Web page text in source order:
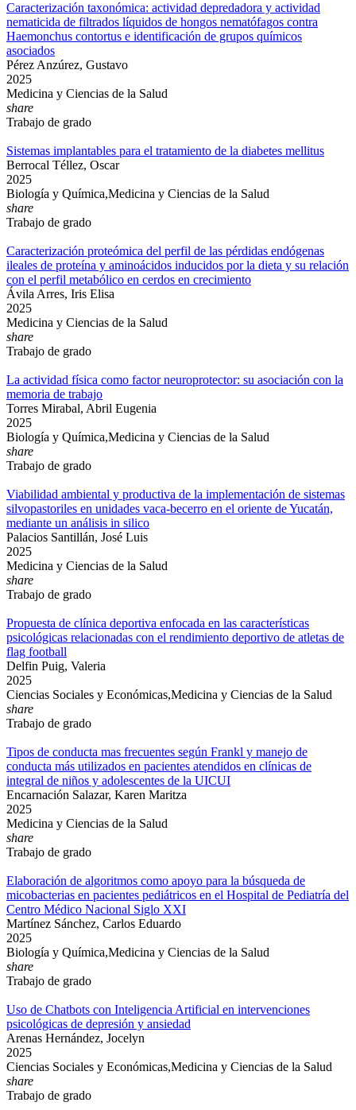
Caracterización taxonómica: actividad depredadora y actividad
nematicida de filtrados líquidos de hongos nematófagos contra
Haemonchus contortus e identificación de grupos químicos
asociados
Pérez Anzúrez, Gustavo
2025
Medicina y Ciencias de la Salud
share
Trabajo de grado
Sistemas implantables para el tratamiento de la diabetes mellitus
Berrocal Téllez, Oscar
2025
Biología y Química,Medicina y Ciencias de la Salud
share
Trabajo de grado
Caracterización proteómica del perfil de las pérdidas endógenas
ileales de proteína y aminoácidos inducidos por la dieta y su relación
con el perfil metabólico en cerdos en crecimiento
Ávila Arres, Iris Elisa
2025
Medicina y Ciencias de la Salud
share
Trabajo de grado
La actividad física como factor neuroprotector: su asociación con la
memoria de trabajo
Torres Mirabal, Abril Eugenia
2025
Biología y Química,Medicina y Ciencias de la Salud
share
Trabajo de grado
Viabilidad ambiental y productiva de la implementación de sistemas
silvopastoriles en unidades vaca-becerro en el oriente de Yucatán,
mediante un análisis in silico
Palacios Santillán, José Luis
2025
Medicina y Ciencias de la Salud
share
Trabajo de grado
Propuesta de clínica deportiva enfocada en las características
psicológicas relacionadas con el rendimiento deportivo de atletas de
flag football
Delfin Puig, Valeria
2025
Ciencias Sociales y Económicas,Medicina y Ciencias de la Salud
share
Trabajo de grado
Tipos de conducta mas frecuentes según Frankl y manejo de
conducta más utilizados en pacientes atendidos en clínicas de
integral de niños y adolescentes de la UICUI
Encarnación Salazar, Karen Maritza
2025
Medicina y Ciencias de la Salud
share
Trabajo de grado
Elaboración de algoritmos como apoyo para la búsqueda de
micobacterias en pacientes pediátricos en el Hospital de Pediatría del
Centro Médico Nacional Siglo XXI
Martínez Sánchez, Carlos Eduardo
2025
Biología y Química,Medicina y Ciencias de la Salud
share
Trabajo de grado
Uso de Chatbots con Inteligencia Artificial en intervenciones
psicológicas de depresión y ansiedad
Arenas Hernández, Jocelyn
2025
Ciencias Sociales y Económicas,Medicina y Ciencias de la Salud
share
Trabajo de grado